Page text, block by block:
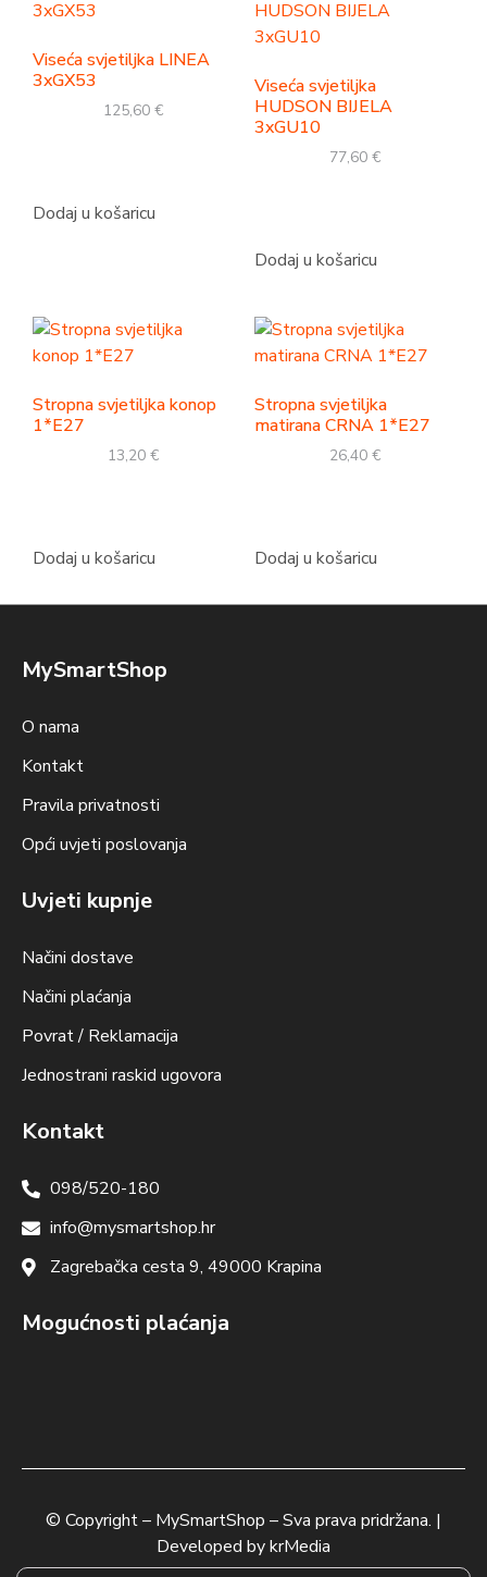
Viseća svjetiljka LINEA
3xGX53
125,60 €
Dodaj u košaricu
Viseća svjetiljka
HUDSON BIJELA
3xGU10
77,60 €
Dodaj u košaricu
Stropna svjetiljka konop
1*E27
13,20 €
Dodaj u košaricu
Stropna svjetiljka
matirana CRNA 1*E27
26,40 €
Dodaj u košaricu
MySmartShop
O nama
Kontakt
Pravila privatnosti
Opći uvjeti poslovanja
Uvjeti kupnje
Načini dostave
Načini plaćanja
Povrat / Reklamacija
Jednostrani raskid ugovora
Kontakt
098/520-180
info@mysmartshop.hr
Zagrebačka cesta 9, 49000 Krapina
Mogućnosti plaćanja
© Copyright – MySmartShop – Sva prava pridržana. |
Developed bykrMedia